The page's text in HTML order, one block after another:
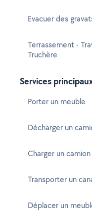
Evacuer des
Terrassement -
Truchère
Services
Porter un meuble
Décharger un
Charger un camion
Transporter un
Déplacer un